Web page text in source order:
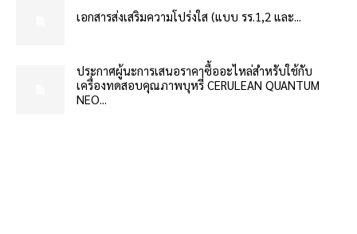
เอกสารส่งเสริมความโปร่งใส (แบบ รร.1,2 และ...
ประกาศผู้นะการเสนอราคาซื้ออะไหล่สำหรับใช้กับ
เครื่องทดสอบคุณภาพบุหรี่ CERULEAN QUANTUM
NEO...